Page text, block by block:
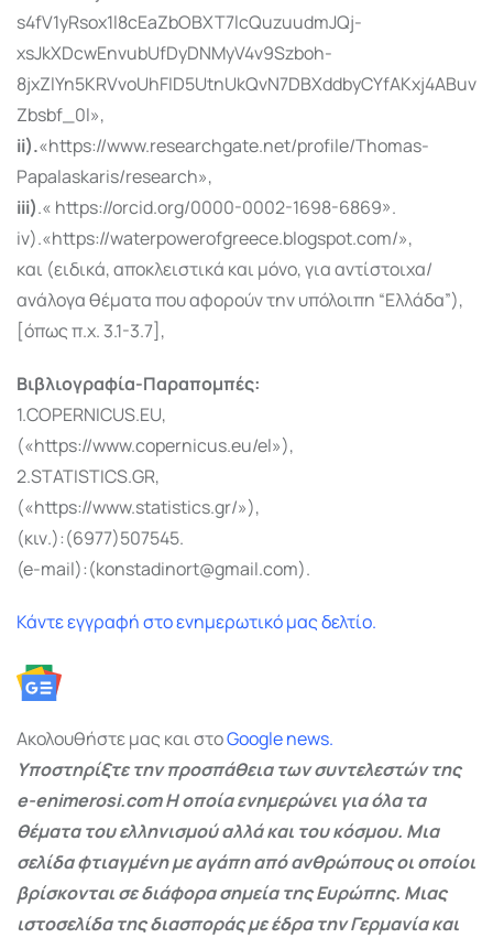
s4fV1yRsox1l8cEaZbOBXT7lcQuzuudmJQj-
xsJkXDcwEnvubUfDyDNMyV4v9Szboh-
8jxZlYn5KRVvoUhFID5UtnUkQvN7DBXddbyCYfAKxj4ABuv
Zbsbf_0l»,
ii).«https://www.researchgate.net/profile/Thomas-
Papalaskaris/research»,
iii).« https://orcid.org/0000-0002-1698-6869».
iv).«https://waterpowerofgreece.blogspot.com/»,
και (ειδικά, αποκλειστικά και μόνο, για αντίστοιχα/
ανάλογα θέματα που αφορούν την υπόλοιπη “Ελλάδα”),
[όπως π.χ. 3.1-3.7],
Βιβλιογραφία-Παραπομπές:
1.COPERNICUS.EU,
(«https://www.copernicus.eu/el»),
2.STATISTICS.GR,
(«https://www.statistics.gr/»),
(κιν.):(6977)507545.
(e-mail):(konstadinort@gmail.com).
Κάντε εγγραφή στο ενημερωτικό μας δελτίο.
Ακολουθήστε μας και στοGooglenews.
Υποστηρίξτε την προσπάθεια των συντελεστών της
e-enimerosi.com Η οποία ενημερώνει για όλα τα
θέματα του ελληνισμού αλλά και του κόσμου. Μια
σελίδα φτιαγμένη με αγάπη από ανθρώπους οι οποίοι
βρίσκονται σε διάφορα σημεία της Ευρώπης. Μιας
ιστοσελίδα της διασποράς με έδρα την Γερμανία και